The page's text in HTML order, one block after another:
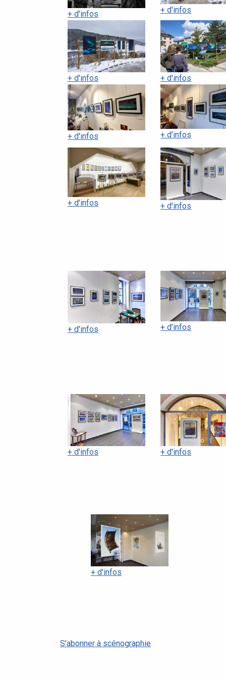
+ d'infos + d'infos
+ d'infos + d'infos
+ d'infos + d'infos
+ d'infos + d'infos
+ d'infos + d'infos
+ d'infos + d'infos
+ d'infos
S'abonner à scénographie